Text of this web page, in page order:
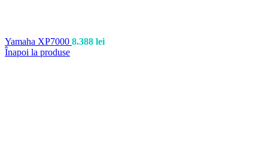
Yamaha XP7000 8.388 lei
Înapoi la produse